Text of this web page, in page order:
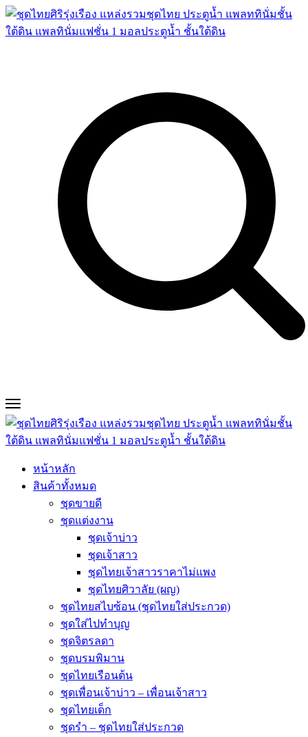
หน้าหลัก
สินค้าทั้งหมด
ชุดขายดี
ชุดแต่งงาน
ชุดเจ้าบ่าว
ชุดเจ้าสาว
ชุดไทยเจ้าสาวราคาไม่แพง
ชุดไทยศิวาลัย (ผญ)
ชุดไทยสไบซ้อน (ชุดไทยใส่ประกวด)
ชุดใส่ไปทำบุญ
ชุดจิตรลดา
ชุดบรมพิมาน
ชุดไทยเรือนต้น
ชุดเพื่อนเจ้าบ่าว – เพื่อนเจ้าสาว
ชุดไทยเด็ก
ชุดรำ – ชุดไทยใส่ประกวด